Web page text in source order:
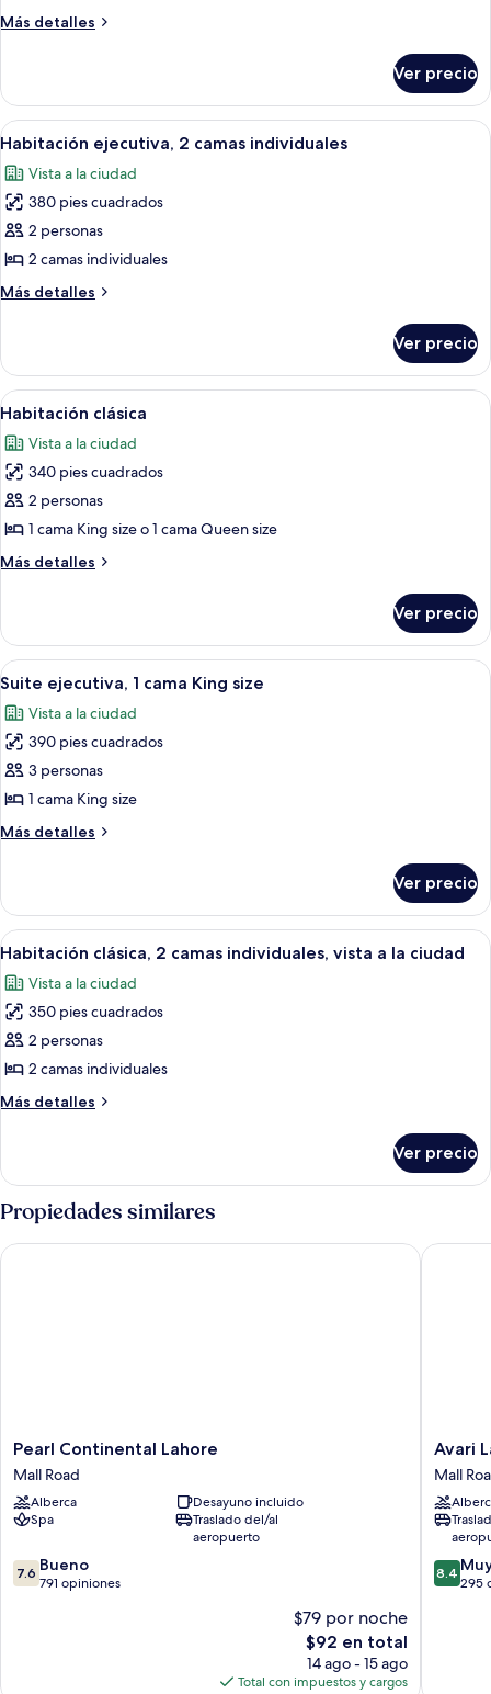
cama
y
sofá
cama
Más detalles
Más
ejecutiva,
cama
size
y
sofá
cama
Ver precio
Abrir
todas
las
fotos
de
Habitación
ejecutiva,
2
individuales
Habitación de hotel con dos camas,
7
Habitación ejecutiva, 2 camas individuales
Vista a la ciudad
380 pies cuadrados
2 personas
2 camas individuales
Más detalles
Más
ejecutiva,
camas
Ver precio
Abrir
todas
las
fotos
de
Habitación
clásica
Ropa de cama de alta calidad,
9
Habitación clásica
Vista a la ciudad
340 pies cuadrados
2 personas
1 cama King size o 1 cama Queen size
Más detalles
Más
clásica
Ver precio
Abrir
todas
las
fotos
de
Suite
ejecutiva,
1
King
size
Ropa de cama de alta calidad,
5
Suite ejecutiva, 1 cama King size
Vista a la ciudad
390 pies cuadrados
3 personas
1 cama King size
Más detalles
Más
ejecutiva,
cama
size
Ver precio
Abrir
todas
las
fotos
de
Habitación
clásica,
2
individuales,
vista
a
la
Habitación de hotel con dos camas,
6
Habitación clásica, 2 camas individuales, vista a la ciudad
Vista a la ciudad
350 pies cuadrados
2 personas
2 camas individuales
Más detalles
Más
clásica,
2
camas
individuales,
vista
Ver precio
Propiedades similares
Pearl
Continental
Lahore
Mall
Road
Pearl Continental Lahore
Mall Road
Alberca
Desayuno incluido
Spa
Traslado del/al
aeropuerto
7.6
de
7.6 Bueno
791 opiniones
$79 por noche
El
precio
actual
$92 en total
14 ago - 15 ago
Total con impuestos y cargos
Pearl Continental Lahore
Avari
Lahore
Mall
Road
Avari
Mall
8.4
de
8.4
295
Avari